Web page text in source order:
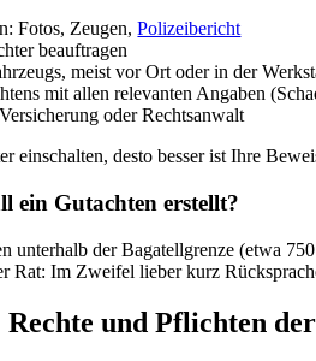
Fotos, Zeugen,Polizeibericht
beauftragen
meist vor Ort oder in der
mit allen relevanten Angaben
oder Rechtsanwalt
einschalten, desto besser ist Ihre
ein Gutachten erstellt?
unterhalb der Bagatellgrenze (etwa
Rat: Im Zweifel lieber kurz
und Pflichten